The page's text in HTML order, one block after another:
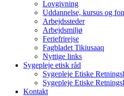
Lovgivning
Uddannelse, kursus og
Arbejdssteder
Arbejdsmiljø
Feriefrirejse
Fagbladet Tikiusaaq
Nyttige links
Sygepleje etisk råd
Sygepleje Etiske
Sygepleje Etiske
Kontakt